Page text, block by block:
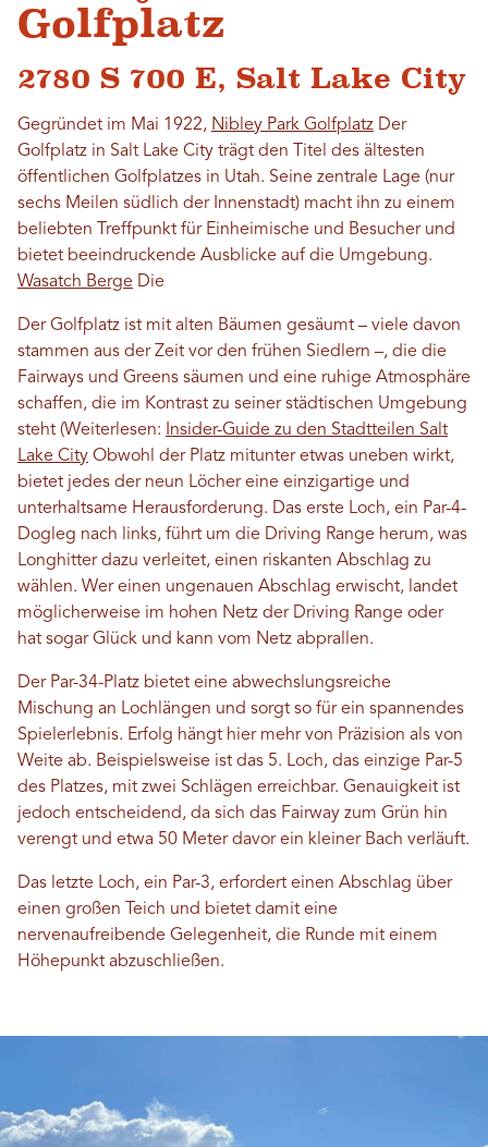
Golfplatz
2780 S 700 E, Salt Lake City
Gegründet im Mai 1922, Nibley Park Golfplatz Der
Golfplatz in Salt Lake City trägt den Titel des ältesten
öffentlichen Golfplatzes in Utah. Seine zentrale Lage (nur
sechs Meilen südlich der Innenstadt) macht ihn zu einem
beliebten Treffpunkt für Einheimische und Besucher und
bietet beeindruckende Ausblicke auf die Umgebung.
Wasatch Berge Die
Der Golfplatz ist mit alten Bäumen gesäumt – viele davon
stammen aus der Zeit vor den frühen Siedlern –, die die
Fairways und Greens säumen und eine ruhige Atmosphäre
schaffen, die im Kontrast zu seiner städtischen Umgebung
steht (Weiterlesen:
Insider-Guide zu den Stadtteilen Salt
Lake City Obwohl der Platz mitunter etwas uneben wirkt,
bietet jedes der neun Löcher eine einzigartige und
unterhaltsame Herausforderung. Das erste Loch, ein Par-4-
Dogleg nach links, führt um die Driving Range herum, was
Longhitter dazu verleitet, einen riskanten Abschlag zu
wählen. Wer einen ungenauen Abschlag erwischt, landet
möglicherweise im hohen Netz der Driving Range oder
hat sogar Glück und kann vom Netz abprallen.
Der Par-34-Platz bietet eine abwechslungsreiche
Mischung an Lochlängen und sorgt so für ein spannendes
Spielerlebnis. Erfolg hängt hier mehr von Präzision als von
Weite ab. Beispielsweise ist das 5. Loch, das einzige Par-5
des Platzes, mit zwei Schlägen erreichbar. Genauigkeit ist
jedoch entscheidend, da sich das Fairway zum Grün hin
verengt und etwa 50 Meter davor ein kleiner Bach verläuft.
Das letzte Loch, ein Par-3, erfordert einen Abschlag über
einen großen Teich und bietet damit eine
nervenaufreibende Gelegenheit, die Runde mit einem
Höhepunkt abzuschließen.